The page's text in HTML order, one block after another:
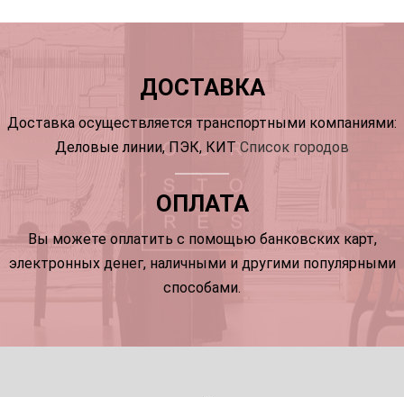
ДОСТАВКА
Доставка осуществляется транспортными компаниями:
Деловые линии, ПЭК, КИТ Список городов
ОПЛАТА
Вы можете оплатить с помощью банковских карт,
электронных денег, наличными и другими популярными
способами.